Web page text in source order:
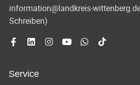
information@landkreis-
Schreiben)
Service